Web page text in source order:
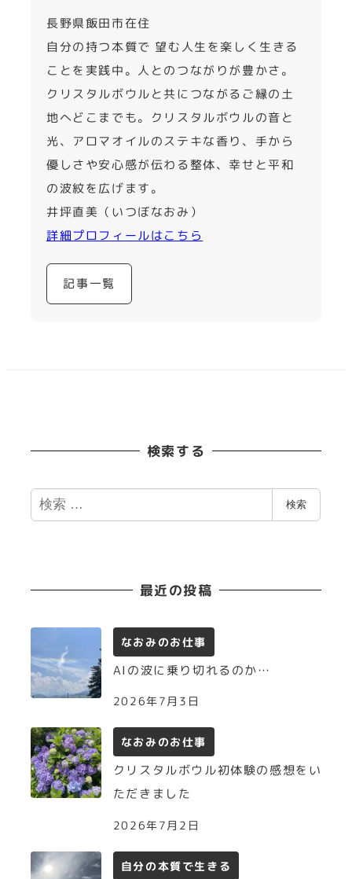
長野県飯田市在住
自分の持つ本質で 望む人生を楽しく生きる
ことを実践中。人とのつながりが豊かさ。
クリスタルボウルと共につながるご縁の土
地へどこまでも。クリスタルボウルの音と
光、アロマオイルのステキな香り、手から
優しさや安心感が伝わる整体、幸せと平和
の波紋を広げます。
井坪直美（いつぼなおみ）
詳細プロフィールはこちら
記事一覧
検索する
検
索
検索
最近の投稿
なおみのお仕事
AIの波に乗り切れるのか…
2026年7月3日
なおみのお仕事
クリスタルボウル初体験の感想をい
ただきました
2026年7月2日
自分の本質で生きる